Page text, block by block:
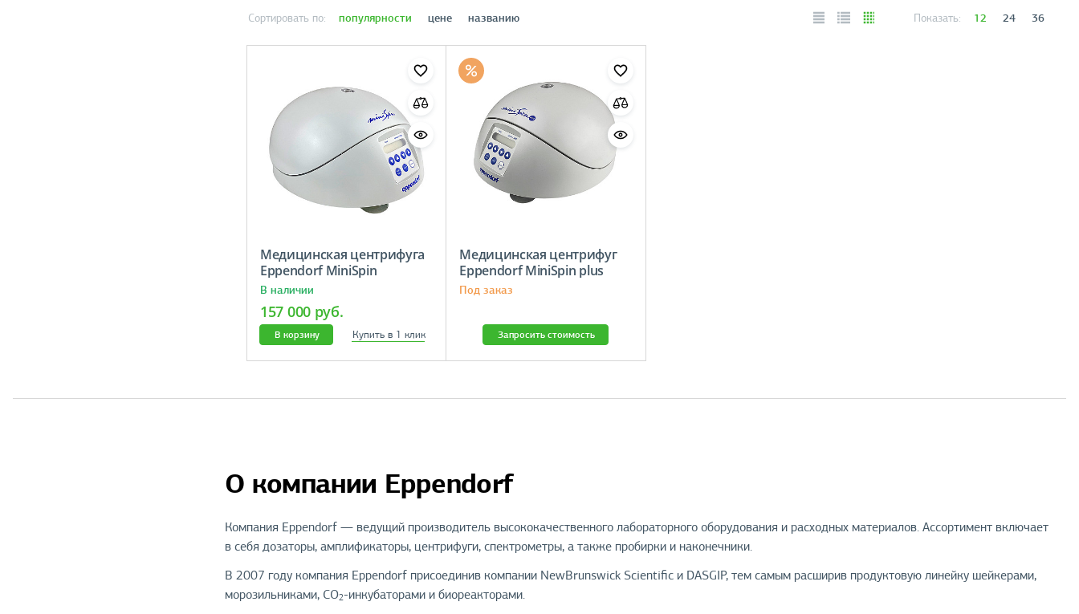
Сортировать по: популярности цене названию Показать: 12 24 36
Медицинская центрифуга
Eppendorf MiniSpin
В наличии
157 000 руб.
В корзину Купить в 1 клик
Медицинская центрифуг
Eppendorf MiniSpin plus
Под заказ
Запросить стоимость
О компании Eppendorf
Компания Eppendorf — ведущий производитель высококачественного лабораторного оборудования и расходных материалов. Ассортимент включает
в себя дозаторы, амплификаторы, центрифуги, спектрометры, а также пробирки и наконечники.
В 2007 году компания Eppendorf присоединив компании NewBrunswick Scientific и DASGIP, тем самым расширив продуктовую линейку шейкерами,
морозильниками, СО2-инкубаторами и биореакторами.